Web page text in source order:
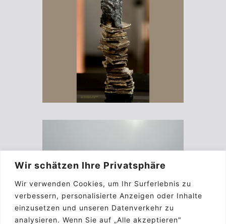
Wir schätzen Ihre Privatsphäre
Wir verwenden Cookies, um Ihr Surferlebnis zu
verbessern, personalisierte Anzeigen oder Inhalte
einzusetzen und unseren Datenverkehr zu
analysieren. Wenn Sie auf „Alle akzeptieren"